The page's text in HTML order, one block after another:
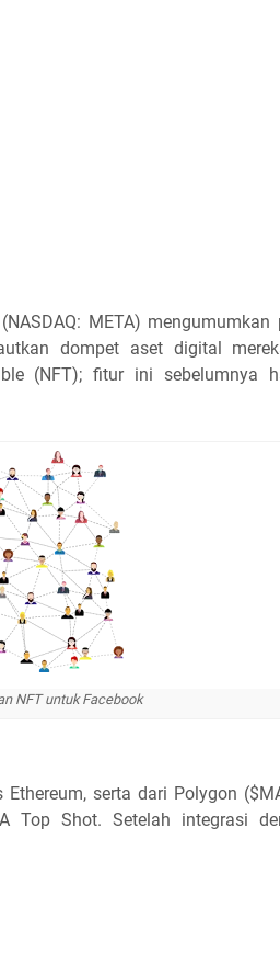
META) mengumumkan
dompet aset digital
(NFT); fitur ini sebelumnya
NFT untuk Facebook
serta dari Polygon
Top Shot. Setelah integrasi